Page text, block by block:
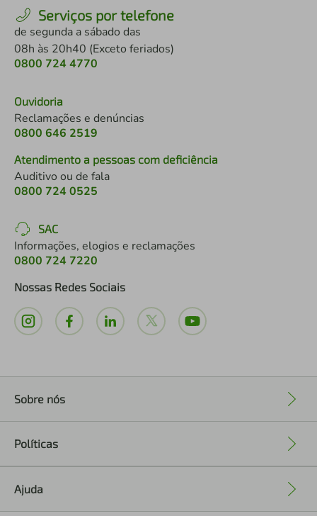
Serviços por telefone
de segunda a sábado das
08h às 20h40 (Exceto feriados)
0800 724 4770
Ouvidoria
Reclamações e denúncias
0800 646 2519
Atendimento a pessoas com deficiência
Auditivo ou de fala
0800 724 0525
SAC
Informações, elogios e reclamações
0800 724 7220
Nossas Redes Sociais
Sobre nós
Políticas
Ajuda